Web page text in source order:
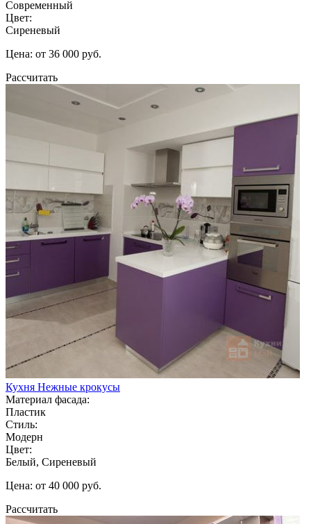
Современный
Цвет:
Сиреневый
Цена: от 36 000 руб.
Рассчитать
Кухня Нежные крокусы
Материал фасада:
Пластик
Стиль:
Модерн
Цвет:
Белый, Сиреневый
Цена: от 40 000 руб.
Рассчитать